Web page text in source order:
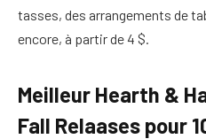
tasses, des arrangements de
encore, à partir de 4 $.
Meilleur Hearth &
Fall Relaases pour